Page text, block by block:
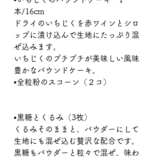
本/16cm
ドライのいちじくを赤ワインとシロ
ップに漬け込んで生地にたっぷり混
ぜ込みます。
いちじくのプチプチが美味しい風味
豊かなパウンドケーキ。
▪︎全粒粉のスコーン（２コ）
▪︎黒糖とくるみ（3枚）
くるみそのままと、パウダーにして
生地にも混ぜ込む贅沢な配合です。
黒糖もパウダーと粒々で混ぜ、味わ